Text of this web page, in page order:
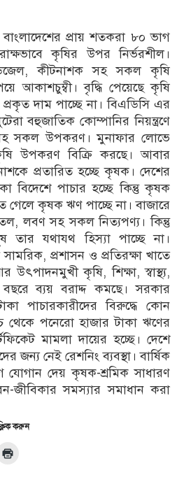
প্রায় শতকরা ৮০ ভাগ
কৃষির উপর নির্ভরশীল।
কীটনাশক সহ সকল কৃষি
আকাশচুম্বী। বৃদ্ধি পেয়েছে কৃষি
দাম পাচ্ছে না। বিএডিসি এর
বহুজাতিক কোম্পানির নিয়ন্ত্রণে
সকল উপকরণ। মুনাফার লোভে
উপকরণ বিক্রি করছে। আবার
প্রতারিত হচ্ছে কৃষক। দেশের
বিদেশে পাচার হচ্ছে কিন্তু কৃষক
গেলে কৃষক ঋণ পাচ্ছে না। বাজারে
লবণ সহ সকল নিত্যপণ্য। কিন্তু
যথাযথ হিস্যা পাচ্ছে না।
প্রশাসন ও প্রতিরক্ষা খাতে
উৎপাদনমুখী কৃষি, শিক্ষা, স্বাস্থ্য,
বছরে ব্যয় বরাদ্দ কমছে। সরকার
পাচারকারীদের বিরুদ্ধে কোন
থেকে পনেরো হাজার টাকা ঋণের
মামলা দায়ের হচ্ছে। দেশে
জন্য নেই রেশনিং ব্যবস্থা। বার্ষিক
যোগান দেয় কৃষক-শ্রমিক সাধারণ
জীবিকার সমস্যার সমাধান করা
করুন